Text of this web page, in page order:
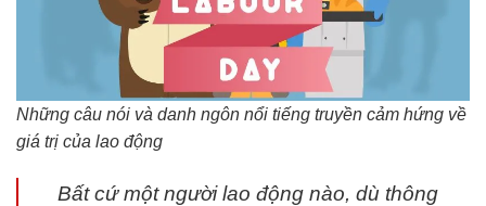
Những câu nói và danh ngôn nổi tiếng truyền cảm hứng về
giá trị của lao động
Bất cứ một người lao động nào, dù thông